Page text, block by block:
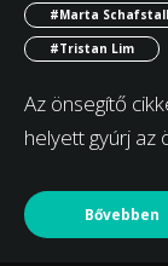
#Marta Schafstall
#Tristan Lim
Az önsegítő
helyett gyúrj az
Bővebben